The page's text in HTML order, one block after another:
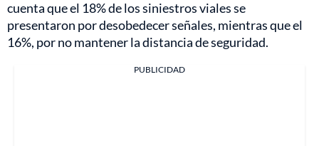
cuenta que el 18% de los siniestros viales se
presentaron por desobedecer señales, mientras que el
16%, por no mantener la distancia de seguridad.
PUBLICIDAD